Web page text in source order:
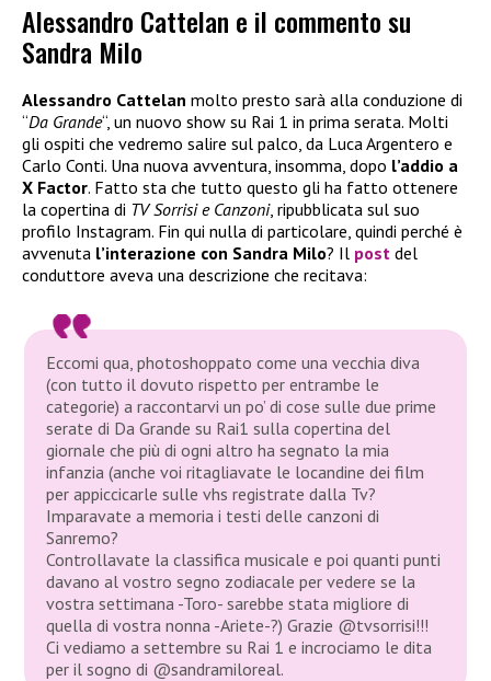
Alessandro Cattelan e il commento su
Sandra Milo
Alessandro Cattelan molto presto sarà alla conduzione di
“Da Grande“, un nuovo show su Rai 1 in prima serata. Molti
gli ospiti che vedremo salire sul palco, da Luca Argentero e
Carlo Conti. Una nuova avventura, insomma, dopo l’addio a
X Factor. Fatto sta che tutto questo gli ha fatto ottenere
la copertina di TV Sorrisi e Canzoni, ripubblicata sul suo
profilo Instagram. Fin qui nulla di particolare, quindi perché è
avvenuta l’interazione con Sandra Milo? Il post del
conduttore aveva una descrizione che recitava:
Eccomi qua, photoshoppato come una vecchia diva
(con tutto il dovuto rispetto per entrambe le
categorie) a raccontarvi un po’ di cose sulle due prime
serate di Da Grande su Rai1 sulla copertina del
giornale che più di ogni altro ha segnato la mia
infanzia (anche voi ritagliavate le locandine dei film
per appiccicarle sulle vhs registrate dalla Tv?
Imparavate a memoria i testi delle canzoni di
Sanremo?
Controllavate la classifica musicale e poi quanti punti
davano al vostro segno zodiacale per vedere se la
vostra settimana -Toro- sarebbe stata migliore di
quella di vostra nonna -Ariete-?) Grazie @tvsorrisi!!!
Ci vediamo a settembre su Rai 1 e incrociamo le dita
per il sogno di @sandramiloreal.